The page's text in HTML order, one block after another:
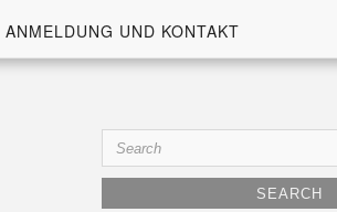
ANMELDUNG UND KONTAKT
Search
for: